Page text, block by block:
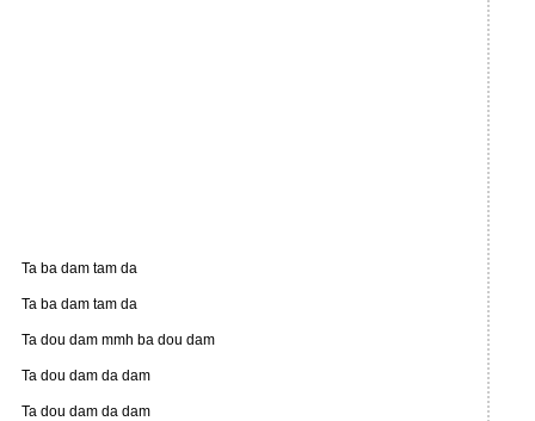
Ta ba dam tam da
Ta ba dam tam da
Ta dou dam mmh ba dou dam
Ta dou dam da dam
Ta dou dam da dam